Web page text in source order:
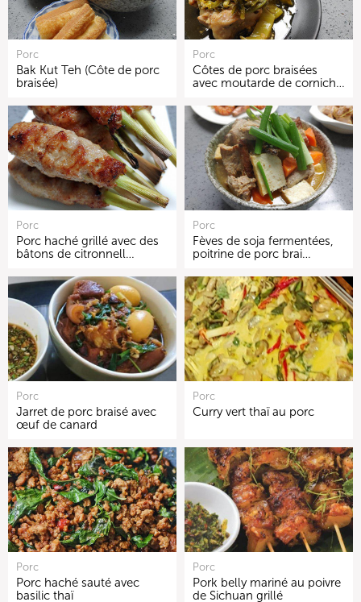
Porc
Bak Kut Teh (Côte de porc
braisée)
Porc
Côtes de porc braisées
avec moutarde de cornich…
Porc
Porc haché grillé avec des
bâtons de citronnell…
Porc
Fèves de soja fermentées,
poitrine de porc brai…
Porc
Jarret de porc braisé avec
œuf de canard
Porc
Curry vert thaï au porc
Porc
Porc haché sauté avec
basilic thaï
Porc
Pork belly mariné au poivre
de Sichuan grillé